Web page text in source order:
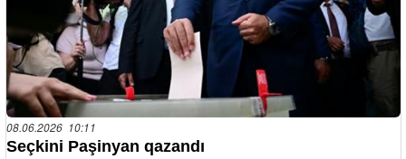
08.06.2026 10:11
Seçkini Paşinyan qazandı